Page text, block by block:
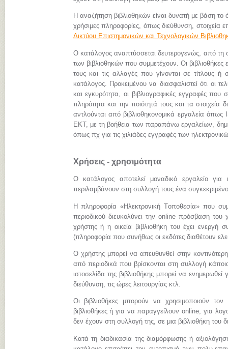
Η αναζήτηση βιβλιοθηκών είναι δυνατή με βάση το
χρήσιμες πληροφορίες, όπως διεύθυνση, στοιχεία
Δικτύου Επιστημονικών και Τεχνολογικών
Ο κατάλογος αναπτύσσεται δευτερογενώς, από
των βιβλιοθηκών που συμμετέχουν. Οι
τους και τις αλλαγές που γίνονται σε τίτλους
κατάλογος. Προκειμένου να διασφαλιστεί ότι οι
και εγκυρότητα, οι βιβλιογραφικές εγγραφές που
πληρότητα και την ποιότητά τους και τα
αντλούνται από βιβλιοθηκονομικά εργαλεία
ΕΚΤ, με τη βοήθεια των παραπάνω εργαλείων,
όπως πχ για τις χιλιάδες εγγραφές των
Χρήσεις - χρησιμότητα
Ο κατάλογος αποτελεί μοναδικό εργαλείο
περιλαμβάνουν στη συλλογή τους ένα
Η πληροφορία «Hλεκτρονική Tοποθεσία» που
περιοδικού διευκολύνει την online πρόσβαση
χρήστης ή η οικεία βιβλιοθήκη του έχει
(πληροφορία που συνήθως οι εκδότες διαθέτουν
Ο χρήστης μπορεί να απευθυνθεί στην
από περιοδικά που βρίσκονται στη συλλογή
ιστοσελίδα της βιβλιοθήκης μπορεί να
διεύθυνση, τις ώρες λειτουργίας κτλ.
Οι βιβλιοθήκες μπορούν να χρησιμοποιούν
βιβλιοθήκες ή για να παραγγείλουν online, για
δεν έχουν στη συλλογή της, σε μια βιβλιοθήκη του
Κατά τη διαδικασία της διαμόρφωσης ή